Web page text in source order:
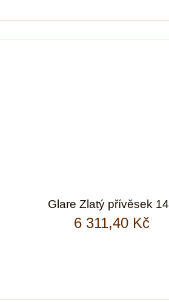
Glare Zlatý přívěsek
6 311,40 Kč